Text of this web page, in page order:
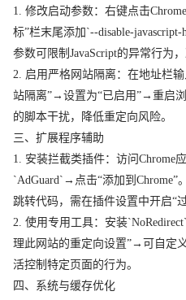
1. 修改启动参数：右键点击
标”栏末尾添加`--disable-
参数可限制JavaScript的异常行为
2. 启用严格网站隔离：在地址栏
站隔离”→设置为“已启用”→重启
的脚本干扰，降低重定向风险。
三、扩展程序辅助
1. 安装拦截类插件：访问Chrome
`AdGuard`→点击“添加到Chrome”
跳转代码，需在插件设置中开启“
2. 使用专用工具：安装
理此网站的重定向设置”→可自定
活控制特定页面的行为。
四、系统与缓存优化